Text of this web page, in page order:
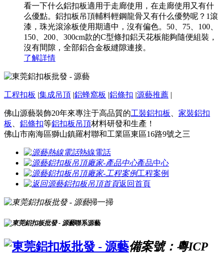
看一下什么鋁扣板適用于走廊使用，在走廊使用又有什
么優點。鋁扣板吊頂輔料輕鋼龍骨又有什么優勢呢？1滾
漆，珠光滾涂板使用期適中，沒有偏色。50、75、100、
150、200、300cm款的C型條扣鋁天花板能夠隨便組裝，
沒有間隙，全部鋁合金板縫隙連接。
了解詳情
工程扣板 |集成吊頂 |鋁蜂窩板 |鋁條扣 |源藝推薦 |
佛山源藝裝飾20年來專注于高品質的工裝鋁扣板
家裝鋁扣
板
鋁條扣等鋁扣板吊頂材料研發和生產！
佛山市南海區獅山鎮羅村聯和工業區東區16路9號之三
熱線電話
產品中心
工程案例
返回首頁
掃一掃
聯系源藝
備案號：粵ICP